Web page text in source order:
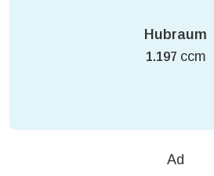
Hubraum
1.197 ccm
Ad